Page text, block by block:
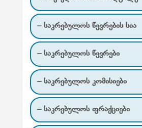
– საკრებულოს წევრების სია
– საკრებულოს წევრები
– საკრებულოს კომისიები
– საკრებულოს ფრაქციები